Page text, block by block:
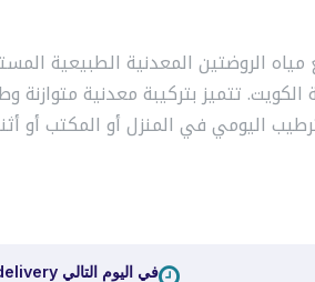
الروضتين المعدنية الطبيعية
تتميز بتركيبة معدنية
اليومي في المنزل أو المكتب أو
في اليوم التالي delivery